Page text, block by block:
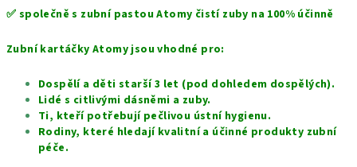
✅ společně s zubní pastou Atomy čistí zuby na 100% účinně
Zubní kartáčky Atomy jsou vhodné pro:
Dospělí a děti starší 3 let (pod dohledem dospělých).
Lidé s citlivými dásněmi a zuby.
Ti, kteří potřebují pečlivou ústní hygienu.
Rodiny, které hledají kvalitní a účinné produkty zubní
péče.